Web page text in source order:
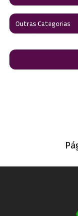
Outras Categorias